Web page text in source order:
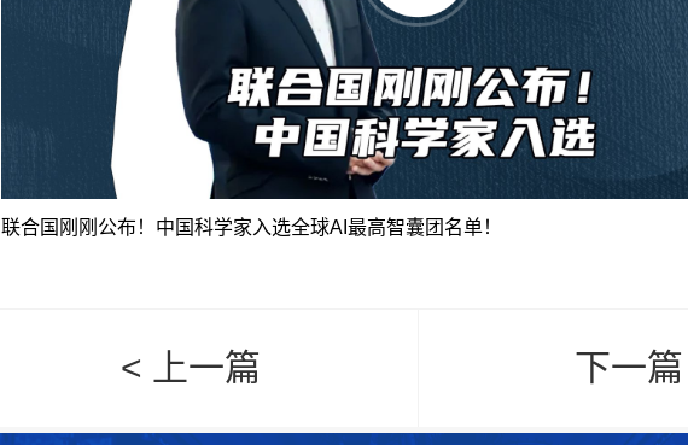
联合国刚刚公布！中国科学家入选全球AI最高智囊团名单！
< 上一篇 下一